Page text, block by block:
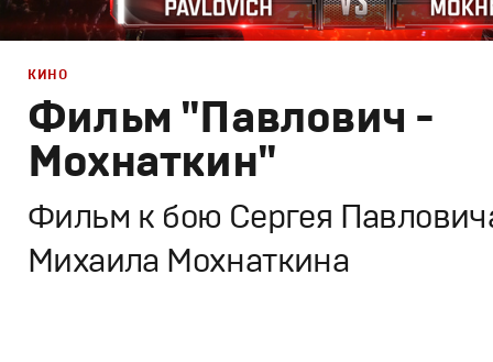
Фильм "Павлович -
Мохнаткин"
Фильм к бою Сергея
Михаила Мохнаткина
КИНО